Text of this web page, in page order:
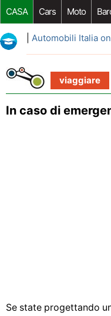
CASA Cars Moto
Riparazione Auto
Automobili Italia
viaggiare
In caso di
Se state progettando